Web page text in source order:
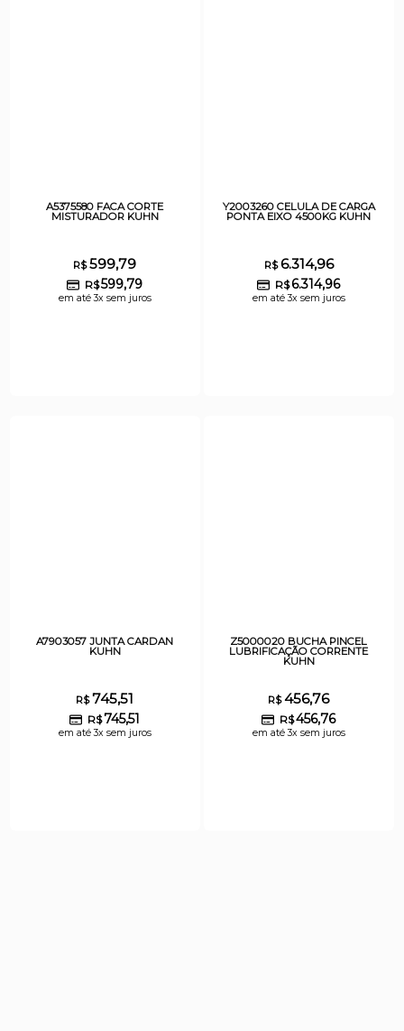
A5375580 FACA CORTE
MISTURADOR KUHN
R$599,79
R$599,79
em até 3x sem juros
Y2003260 CELULA DE CARGA
PONTA EIXO 4500KG KUHN
R$6.314,96
R$6.314,96
em até 3x sem juros
A7903057 JUNTA CARDAN
KUHN
R$745,51
R$745,51
em até 3x sem juros
Z5000020 BUCHA PINCEL
LUBRIFICAÇÃO CORRENTE
KUHN
R$456,76
R$456,76
em até 3x sem juros